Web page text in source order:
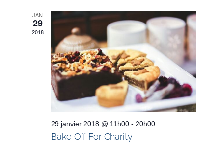
JAN
29
2018
29 janvier 2018 @ 11h00- 20h00
Bake Off For Charity